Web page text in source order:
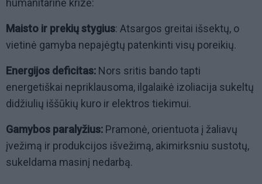
humanitarinė krizė:
Maisto ir prekių stygius: Atsargos greitai išsektų, o
vietinė gamyba nepajėgtų patenkinti visų poreikių.
Energijos deficitas: Nors sritis bando tapti
energetiškai nepriklausoma, ilgalaikė izoliacija sukeltų
didžiulių iššūkių kuro ir elektros tiekimui.
Gamybos paralyžius: Pramonė, orientuota į žaliavų
įvežimą ir produkcijos išvežimą, akimirksniu sustotų,
sukeldama masinį nedarbą.